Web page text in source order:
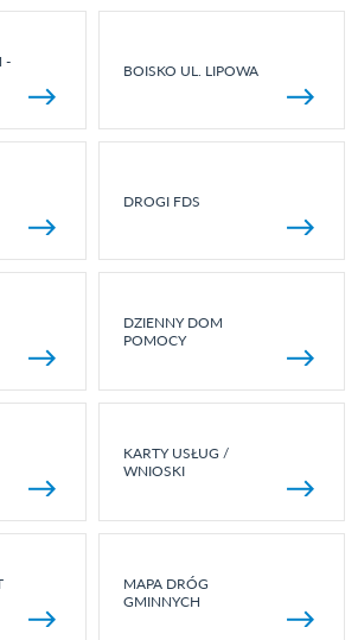
-
BOISKO UL. LIPOWA
DROGI FDS
DZIENNY DOM
POMOCY
KARTY USŁUG /
WNIOSKI
MAPA DRÓG
GMINNYCH